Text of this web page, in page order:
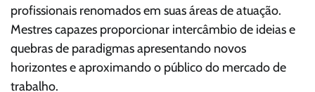
profissionais renomados em suas áreas de atuação.
Mestres capazes proporcionar intercâmbio de ideias e
quebras de paradigmas apresentando novos
horizontes e aproximando o público do mercado de
trabalho.